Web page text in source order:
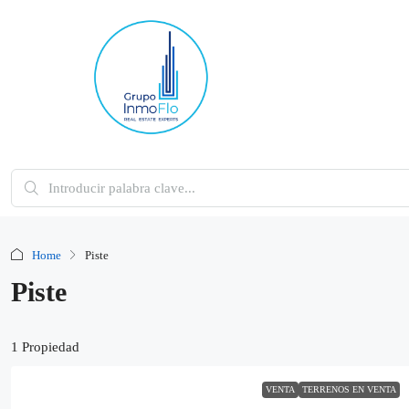
Home Piste
Piste
1 Propiedad
VENTA TERRENOS EN VENTA